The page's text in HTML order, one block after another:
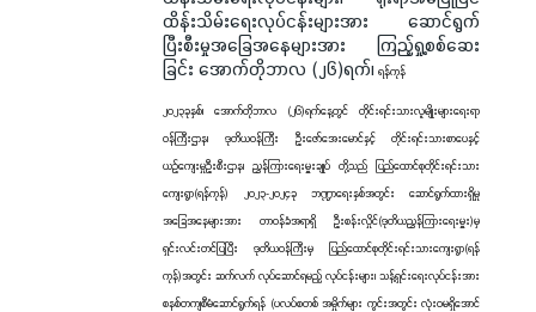
ထိန်းသိမ်းရေးလုပ်ငန်းများအား ဆောင်ရွက်
ပြီးစီးမှုအခြေအနေများအား ကြည့်ရှု့စစ်ဆေး
ခြင်း အောက်တိုဘာလ (၂၆)ရက်၊ရန်ကုန်
၂၀၂၃ခုနှစ်၊ အောက်တိုဘာလ (၂၆)ရက်နေ့တွင် တိုင်းရင်းသားလူမျိုးများရေးရာ
ဝန်ကြီးဌာန၊ ဒုတိယဝန်ကြီး ဦးဇော်အေးမောင်နှင့် တိုင်းရင်းသားစာပေနှင့်
ယဉ်ကျေးမှုဦးစီးဌာန၊ ညွှန်ကြားရေးမှူးချုပ် တို့သည် ပြည်ထောင်စုတိုင်းရင်းသား
ကျေးရွာ(ရန်ကုန်) ၂၀၂၃-၂၀၂၄ခု ဘဏ္ဍာရေးနှစ်အတွင်း ဆောင်ရွက်ထားရှိမှု
အခြေအနေများအား တာဝန်ခံအရာရှိ ဦးစန်းလှိုင်(ဒုတိယညွှန်ကြားရေးမှူး)မှ
ရှင်းလင်းတင်ပြပြီး ဒုတိယဝန်ကြီးမှ ပြည်ထောင်စုတိုင်းရင်းသားကျေးရွာ(ရန်
ကုန်)အတွင်း ဆက်လက် လုပ်ဆောင်ရမည့် လုပ်ငန်းများ၊ သန့်ရှင်းရေးလုပ်ငန်းအား
စနစ်တကျစီမံဆောင်ရွက်ရန် (ပလပ်စတစ် အမှိုက်များ ကွင်းအတွင်း လုံးဝမရှိအောင်